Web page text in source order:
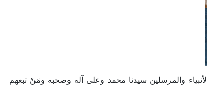
والمرسلين سيدنا محمد وعلى آله وصحبه ومَنْ تبعهم